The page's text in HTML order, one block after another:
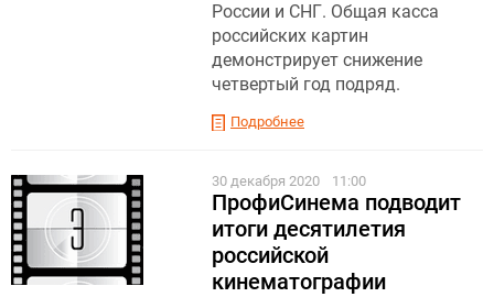
России и СНГ. Общая касса
российских картин
демонстрирует снижение
четвертый год подряд.
Подробнее
30 декабря 2020 11:00
ПрофиСинема подводит
итоги десятилетия
российской
кинематографии